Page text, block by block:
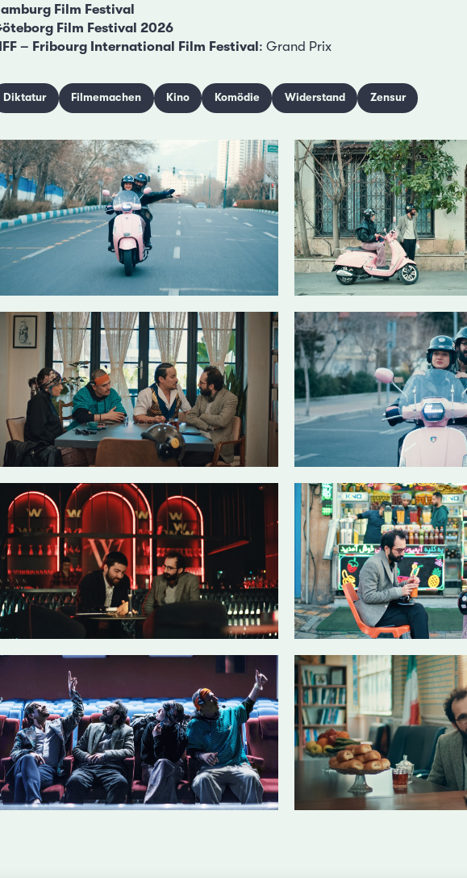
Film Festival
Film Festival 2026
– Fribourg International Film Festival : Grand Prix
Diktatur Filmemachen Kino Komödie Widerstand Zensur